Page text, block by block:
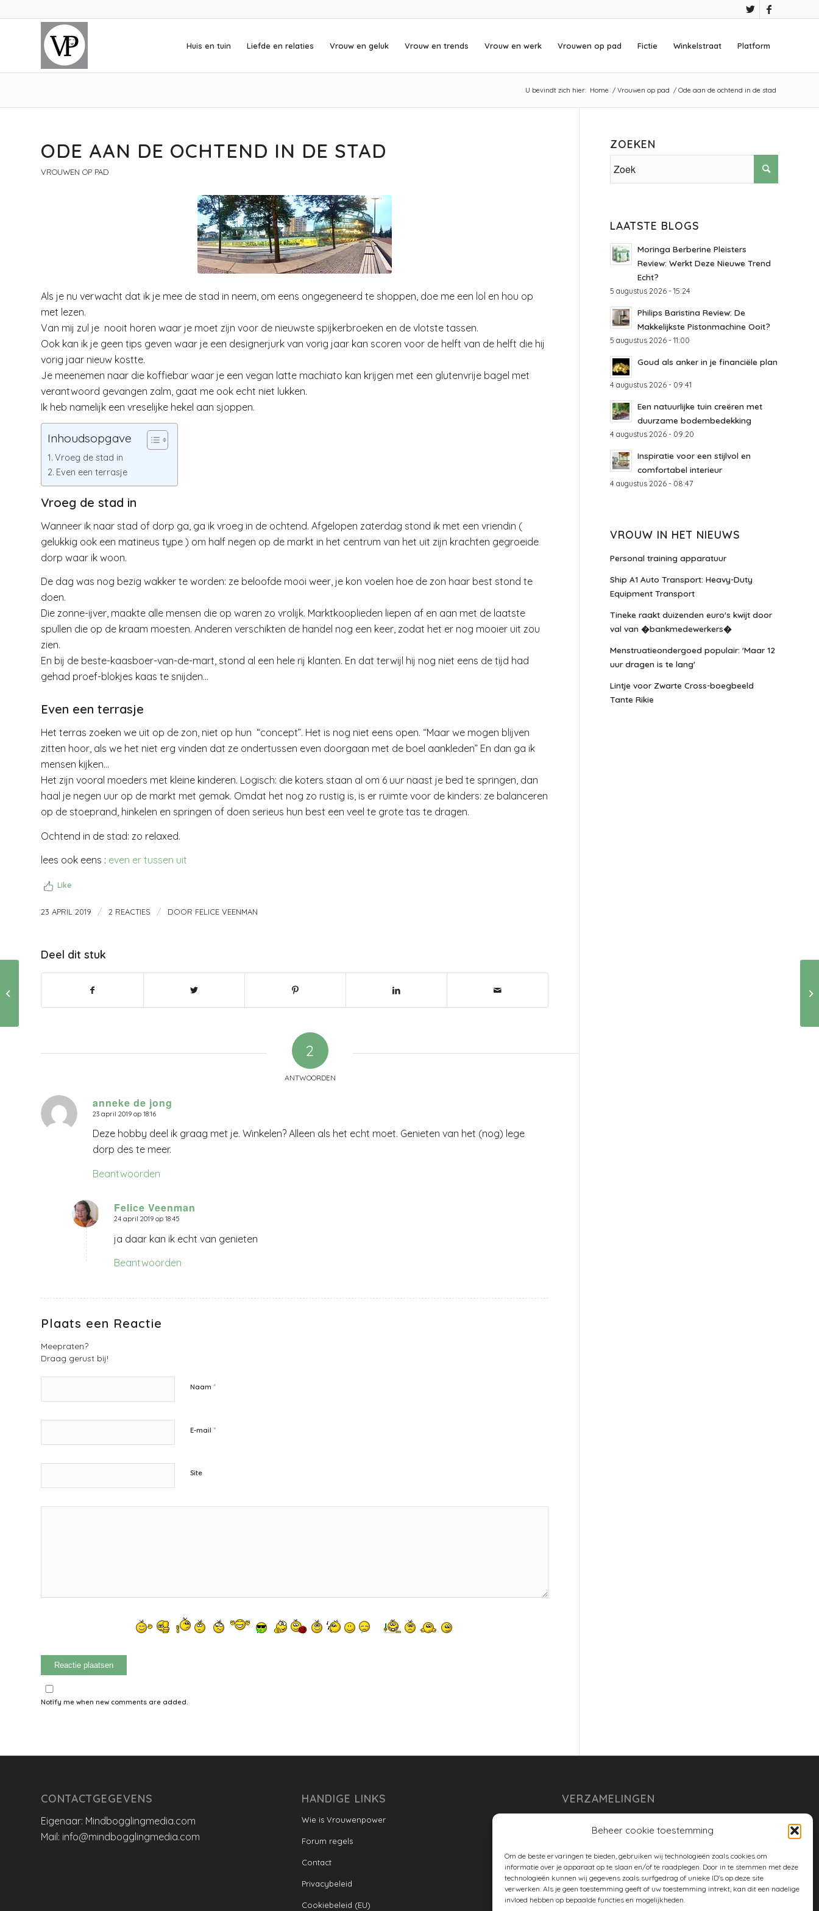
Beheer cookie toestemming
Om de beste ervaringen te bieden, gebruiken wij technologieën zoals cookies om
informatie over je apparaat op te slaan en/of te raadplegen. Door in te stemmen met deze
technologieën kunnen wij gegevens zoals surfgedrag of unieke ID's op deze site
verwerken. Als je geen toestemming geeft of uw toestemming intrekt, kan dit een nadelige
invloed hebben op bepaalde functies en mogelijkheden.
Huis en tuin Liefde en relaties Vrouw en geluk Vrouw en trends Vrouw en werk Vrouwen op pad Fictie Winkelstraat Platform
U bevindt zich hier: Home / Vrouwen op pad / Ode aan de ochtend in de stad
ODE AAN DE OCHTEND IN DE STAD
VROUWEN OP PAD
Als je nu verwacht dat ik je mee de stad in neem, om eens ongegeneerd te shoppen, doe me een lol en hou op
met lezen.
Van mij zul je nooit horen waar je moet zijn voor de nieuwste spijkerbroeken en de vlotste tassen.
Ook kan ik je geen tips geven waar je een designerjurk van vorig jaar kan scoren voor de helft van de helft die hij
vorig jaar nieuw kostte.
Je meenemen naar die koffiebar waar je een vegan latte machiato kan krijgen met een glutenvrije bagel met
verantwoord gevangen zalm, gaat me ook echt niet lukken.
Ik heb namelijk een vreselijke hekel aan sjoppen.
Inhoudsopgave
Vroeg de stad in
Even een terrasje
Vroeg de stad in
Wanneer ik naar stad of dorp ga, ga ik vroeg in de ochtend. Afgelopen zaterdag stond ik met een vriendin (
gelukkig ook een matineus type ) om half negen op de markt in het centrum van het uit zijn krachten gegroeide
dorp waar ik woon.
De dag was nog bezig wakker te worden: ze beloofde mooi weer, je kon voelen hoe de zon haar best stond te
doen.
Die zonne-ijver, maakte alle mensen die op waren zo vrolijk. Marktkooplieden liepen af en aan met de laatste
spullen die op de kraam moesten. Anderen verschikten de handel nog een keer, zodat het er nog mooier uit zou
zien.
En bij de beste-kaasboer-van-de-mart, stond al een hele rij klanten. En dat terwijl hij nog niet eens de tijd had
gehad proef-blokjes kaas te snijden…
Even een terrasje
Het terras zoeken we uit op de zon, niet op hun “concept”. Het is nog niet eens open. “Maar we mogen blijven
zitten hoor, als we het niet erg vinden dat ze ondertussen even doorgaan met de boel aankleden” En dan ga ik
mensen kijken…
Het zijn vooral moeders met kleine kinderen. Logisch: die koters staan al om 6 uur naast je bed te springen, dan
haal je negen uur op de markt met gemak. Omdat het nog zo rustig is, is er ruimte voor de kinders: ze balanceren
op de stoeprand, hinkelen en springen of doen serieus hun best een veel te grote tas te dragen.
Ochtend in de stad: zo relaxed.
lees ook eens : even er tussen uit
Like
23 APRIL 2019 / 2 REACTIES / DOOR FELICE VEENMAN
Deel dit stuk
2
ANTWOORDEN
anneke de jong
zegt:
23 april 2019 op 18:16
Deze hobby deel ik graag met je. Winkelen? Alleen als het echt moet. Genieten van het (nog) lege
dorp des te meer.
Beantwoorden
Felice Veenman
zegt:
24 april 2019 op 18:45
ja daar kan ik echt van genieten
Beantwoorden
Plaats een Reactie
Meepraten?
Draag gerust bij!
Naam *
E-mail *
Site
Notify me when new comments are added.
ZOEKEN
LAATSTE BLOGS
Moringa Berberine Pleisters
Review: Werkt Deze Nieuwe Trend
Echt?
5 augustus 2026 - 15:24
Philips Baristina Review: De
Makkelijkste Pistonmachine Ooit?
5 augustus 2026 - 11:00
Goud als anker in je financiële plan
4 augustus 2026 - 09:41
Een natuurlijke tuin creëren met
duurzame bodembedekking
4 augustus 2026 - 09:20
Inspiratie voor een stijlvol en
comfortabel interieur
4 augustus 2026 - 08:47
VROUW IN HET NIEUWS
Personal training apparatuur
Ship A1 Auto Transport: Heavy-Duty
Equipment Transport
Tineke raakt duizenden euro's kwijt door
val van �bankmedewerkers�
Menstruatieondergoed populair: 'Maar 12
uur dragen is te lang'
Lintje voor Zwarte Cross-boegbeeld
Tante Rikie
CONTACTGEGEVENS
Eigenaar: Mindbogglingmedia.com
Mail: info@mindbogglingmedia.com
HANDIGE LINKS
Wie is Vrouwenpower
Forum regels
Contact
Privacybeleid
Cookiebeleid (EU)
VERZAMELINGEN
huishouden
spreekwoorden en gezegden
tuin